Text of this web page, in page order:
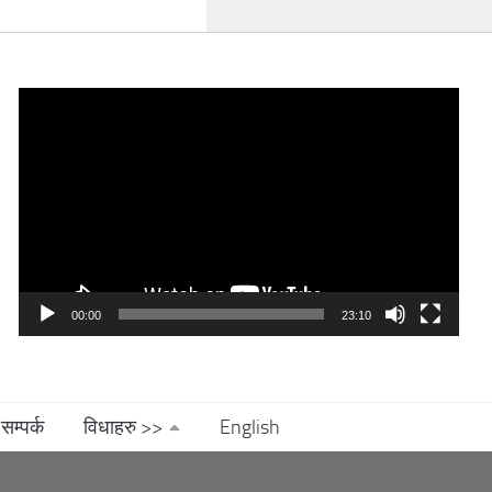
00:00 23:10
सम्पर्क विधाहरु >> English